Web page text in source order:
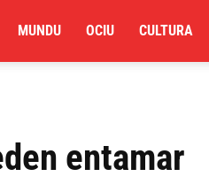
MUNDU OCIU CULTURA
entamar